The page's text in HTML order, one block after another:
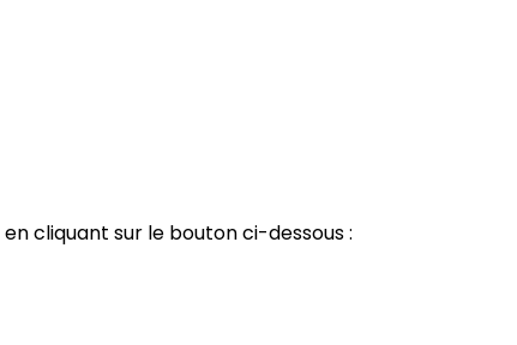
en cliquant sur le bouton ci-dessous :